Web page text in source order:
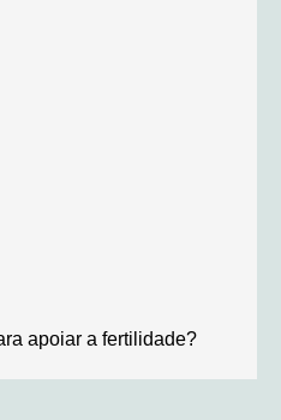
apoiar a fertilidade?